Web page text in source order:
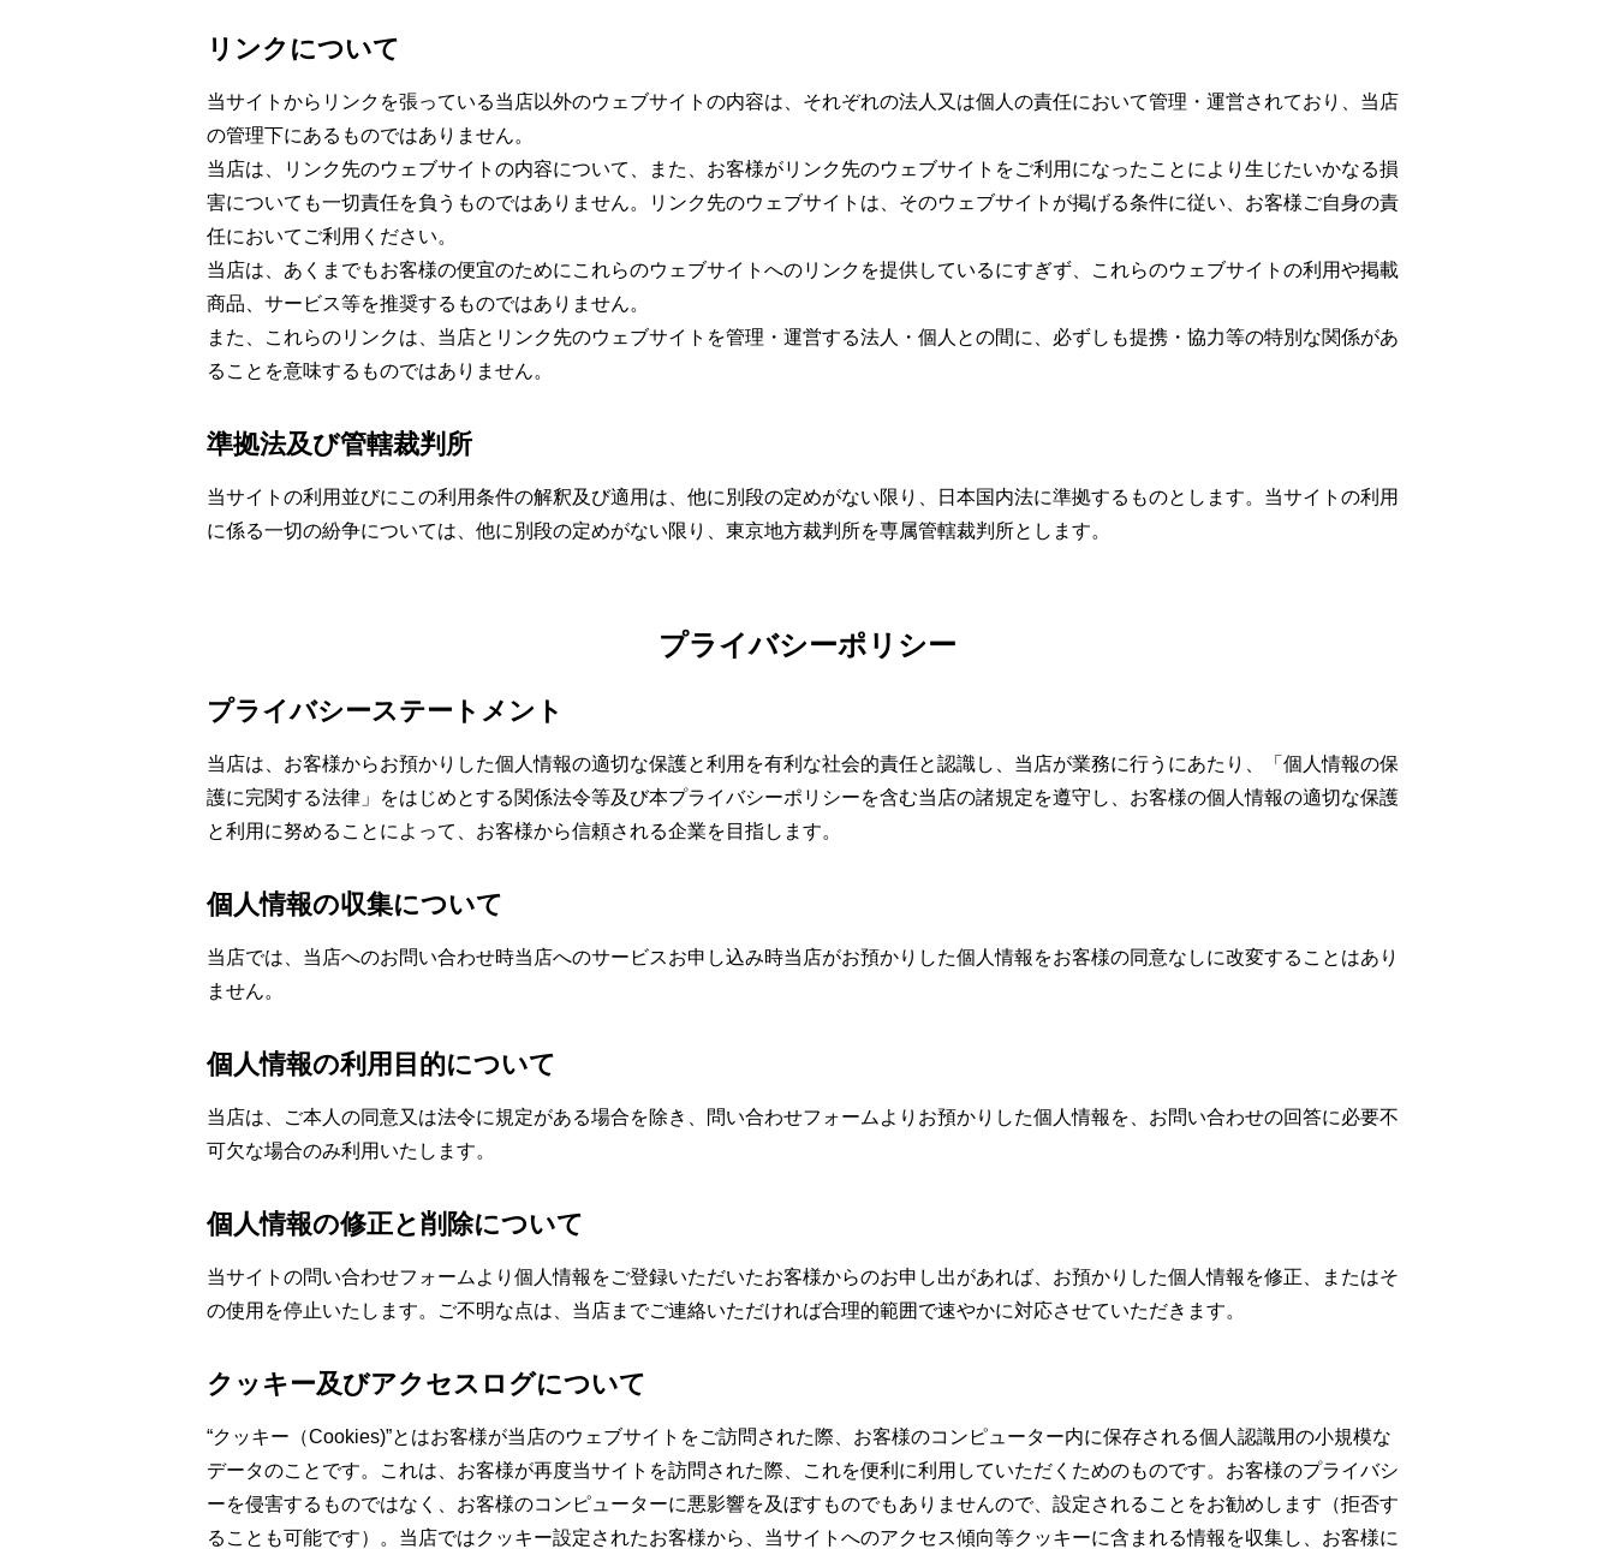
リンクについて
当サイトからリンクを張っている当店以外のウェブサイトの内容は、それぞれの法人又は個人の責任において管理・運営されており、当店
の管理下にあるものではありません。
当店は、リンク先のウェブサイトの内容について、また、お客様がリンク先のウェブサイトをご利用になったことにより生じたいかなる損
害についても一切責任を負うものではありません。リンク先のウェブサイトは、そのウェブサイトが掲げる条件に従い、お客様ご自身の責
任においてご利用ください。
当店は、あくまでもお客様の便宜のためにこれらのウェブサイトへのリンクを提供しているにすぎず、これらのウェブサイトの利用や掲載
商品、サービス等を推奨するものではありません。
また、これらのリンクは、当店とリンク先のウェブサイトを管理・運営する法人・個人との間に、必ずしも提携・協力等の特別な関係があ
ることを意味するものではありません。
準拠法及び管轄裁判所
当サイトの利用並びにこの利用条件の解釈及び適用は、他に別段の定めがない限り、日本国内法に準拠するものとします。当サイトの利用
に係る一切の紛争については、他に別段の定めがない限り、東京地方裁判所を専属管轄裁判所とします。
プライバシーポリシー
プライバシーステートメント
当店は、お客様からお預かりした個人情報の適切な保護と利用を有利な社会的責任と認識し、当店が業務に行うにあたり、「個人情報の保
護に完関する法律」をはじめとする関係法令等及び本プライバシーポリシーを含む当店の諸規定を遵守し、お客様の個人情報の適切な保護
と利用に努めることによって、お客様から信頼される企業を目指します。
個人情報の収集について
当店では、当店へのお問い合わせ時当店へのサービスお申し込み時当店がお預かりした個人情報をお客様の同意なしに改変することはあり
ません。
個人情報の利用目的について
当店は、ご本人の同意又は法令に規定がある場合を除き、問い合わせフォームよりお預かりした個人情報を、お問い合わせの回答に必要不
可欠な場合のみ利用いたします。
個人情報の修正と削除について
当サイトの問い合わせフォームより個人情報をご登録いただいたお客様からのお申し出があれば、お預かりした個人情報を修正、またはそ
の使用を停止いたします。ご不明な点は、当店までご連絡いただければ合理的範囲で速やかに対応させていただきます。
クッキー及びアクセスログについて
“クッキー（Cookies)”とはお客様が当店のウェブサイトをご訪問された際、お客様のコンピューター内に保存される個人認識用の小規模な
データのことです。これは、お客様が再度当サイトを訪問された際、これを便利に利用していただくためのものです。お客様のプライバシ
ーを侵害するものではなく、お客様のコンピューターに悪影響を及ぼすものでもありませんので、設定されることをお勧めします（拒否す
ることも可能です）。当店ではクッキー設定されたお客様から、当サイトへのアクセス傾向等クッキーに含まれる情報を収集し、お客様に